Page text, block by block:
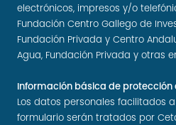
electrónicos, impresos y/o
Fundación Centro Gallego de
Fundación Privada y Centro
Agua, Fundación Privada y otras
Información básica de protección
Los datos personales facilitados
formulario serán tratados por